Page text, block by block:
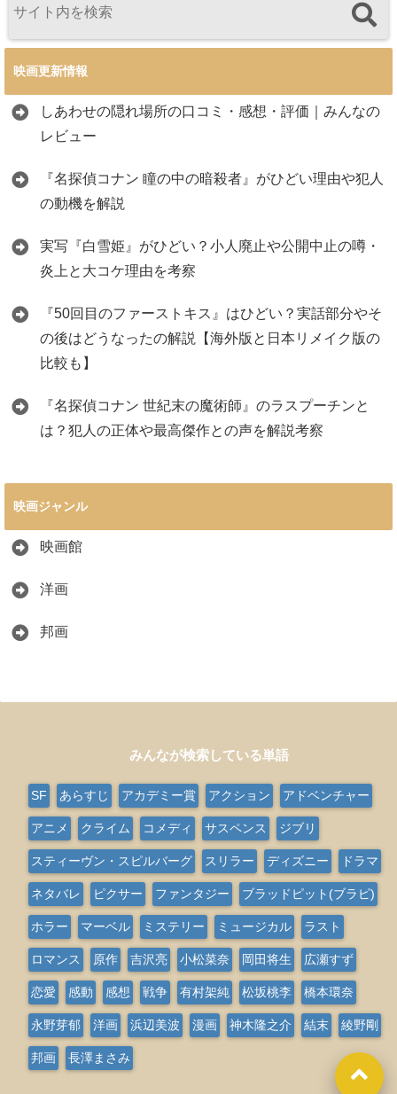
映画更新情報
しあわせの隠れ場所の口コミ・感想・評価｜みんなの
レビュー
『名探偵コナン 瞳の中の暗殺者』がひどい理由や犯人
の動機を解説
実写『白雪姫』がひどい？小人廃止や公開中止の噂・
炎上と大コケ理由を考察
『50回目のファーストキス』はひどい？実話部分やそ
の後はどうなったの解説【海外版と日本リメイク版の
比較も】
『名探偵コナン 世紀末の魔術師』のラスプーチンと
は？犯人の正体や最高傑作との声を解説考察
映画ジャンル
映画館
洋画
邦画
みんなが検索している単語
SF あらすじ アカデミー賞 アクション アドベンチャー
アニメ クライム コメディ サスペンス ジブリ
スティーヴン・スピルバーグ スリラー ディズニー ドラマ
ネタバレ ピクサー ファンタジー ブラッドピット(ブラピ)
ホラー マーベル ミステリー ミュージカル ラスト
ロマンス 原作 吉沢亮 小松菜奈 岡田将生 広瀬すず
恋愛 感動 感想 戦争 有村架純 松坂桃李 橋本環奈
永野芽郁 洋画 浜辺美波 漫画 神木隆之介 結末 綾野剛
邦画 長澤まさみ